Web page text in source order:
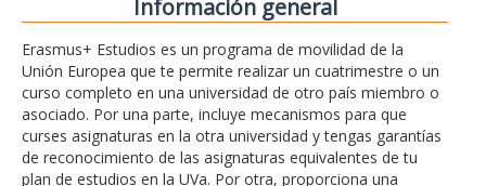
Información general
Erasmus+ Estudios es un programa de movilidad de la
Unión Europea que te permite realizar un cuatrimestre o un
curso completo en una universidad de otro país miembro o
asociado. Por una parte, incluye mecanismos para que
curses asignaturas en la otra universidad y tengas garantías
de reconocimiento de las asignaturas equivalentes de tu
plan de estudios en la UVa. Por otra, proporciona una